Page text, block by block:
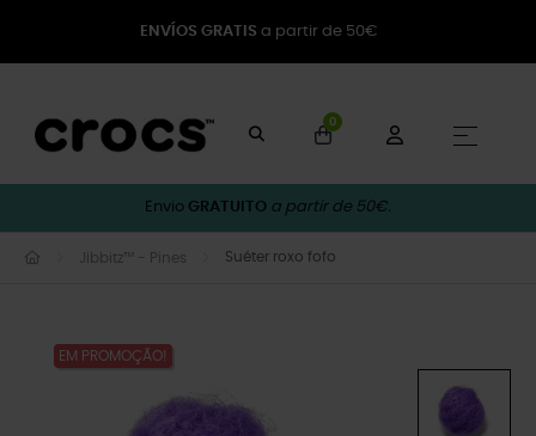
ENVÍOS GRATIS a partir de 50€
0
☰
Envio GRATUITO a partir de 50€.
Jibbitz™ - Pines Suéter roxo fofo
EM PROMOÇÃO!